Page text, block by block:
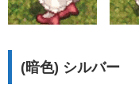
(暗色) シルバー